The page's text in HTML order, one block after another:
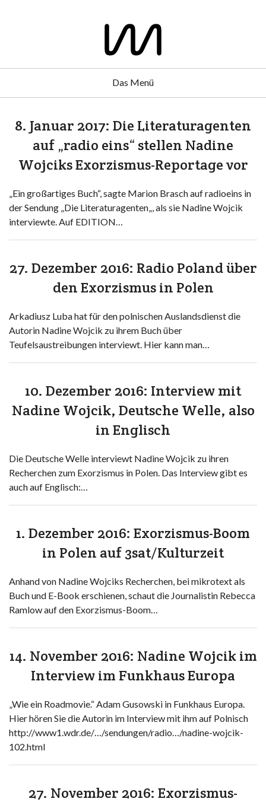
Das Menü
8. Januar 2017: Die Literaturagenten
auf „radio eins“ stellen Nadine
Wojciks Exorzismus-Reportage vor
„Ein großartiges Buch“, sagte Marion Brasch auf radioeins in
der Sendung „Die Literaturagenten„, als sie Nadine Wojcik
interviewte. Auf EDITION…
27. Dezember 2016: Radio Poland über
den Exorzismus in Polen
Arkadiusz Luba hat für den polnischen Auslandsdienst die
Autorin Nadine Wojcik zu ihrem Buch über
Teufelsaustreibungen interviewt. Hier kann man…
10. Dezember 2016: Interview mit
Nadine Wojcik, Deutsche Welle, also
in Englisch
Die Deutsche Welle interviewt Nadine Wojcik zu ihren
Recherchen zum Exorzismus in Polen. Das Interview gibt es
auch auf Englisch:…
1. Dezember 2016: Exorzismus-Boom
in Polen auf 3sat/Kulturzeit
Anhand von Nadine Wojciks Recherchen, bei mikrotext als
Buch und E-Book erschienen, schaut die Journalistin Rebecca
Ramlow auf den Exorzismus-Boom…
14. November 2016: Nadine Wojcik im
Interview im Funkhaus Europa
„Wie ein Roadmovie.“ Adam Gusowski in Funkhaus Europa.
Hier hören Sie die Autorin im Interview mit ihm auf Polnisch
http://www1.wdr.de/…/sendungen/radio…/nadine-wojcik-
102.html
27. November 2016: Exorzismus-